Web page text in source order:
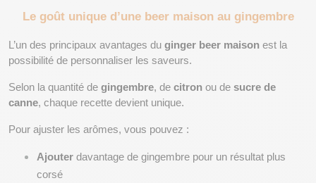
Le goût unique d’une beer maison au gingembre
L’un des principaux avantages du ginger beer maison est la
possibilité de personnaliser les saveurs.
Selon la quantité de gingembre, de citron ou de sucre de
canne, chaque recette devient unique.
Pour ajuster les arômes, vous pouvez :
Ajouter davantage de gingembre pour un résultat plus
corsé